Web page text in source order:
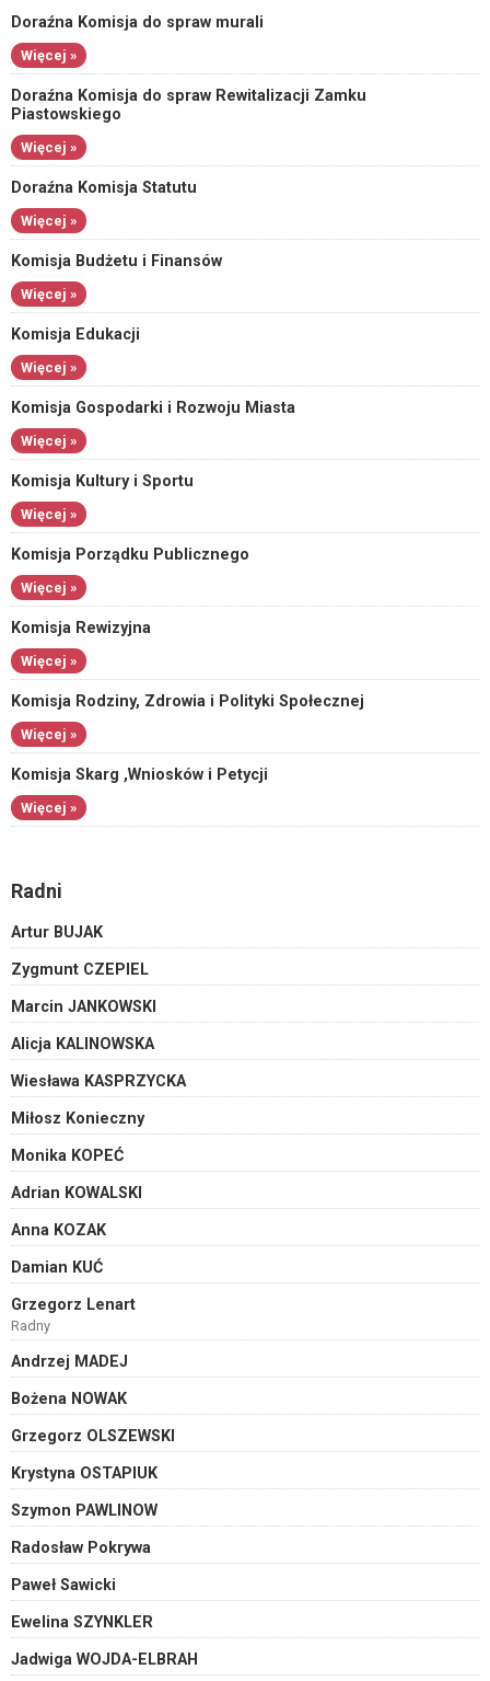
Doraźna Komisja do spraw murali
Więcej »
Doraźna Komisja do spraw Rewitalizacji Zamku
Piastowskiego
Więcej »
Doraźna Komisja Statutu
Więcej »
Komisja Budżetu i Finansów
Więcej »
Komisja Edukacji
Więcej »
Komisja Gospodarki i Rozwoju Miasta
Więcej »
Komisja Kultury i Sportu
Więcej »
Komisja Porządku Publicznego
Więcej »
Komisja Rewizyjna
Więcej »
Komisja Rodziny, Zdrowia i Polityki Społecznej
Więcej »
Komisja Skarg ,Wniosków i Petycji
Więcej »
Radni
Artur BUJAK
Zygmunt CZEPIEL
Marcin JANKOWSKI
Alicja KALINOWSKA
Wiesława KASPRZYCKA
Miłosz Konieczny
Monika KOPEĆ
Adrian KOWALSKI
Anna KOZAK
Damian KUĆ
Grzegorz Lenart
Radny
Andrzej MADEJ
Bożena NOWAK
Grzegorz OLSZEWSKI
Krystyna OSTAPIUK
Szymon PAWLINOW
Radosław Pokrywa
Paweł Sawicki
Ewelina SZYNKLER
Jadwiga WOJDA-ELBRAH